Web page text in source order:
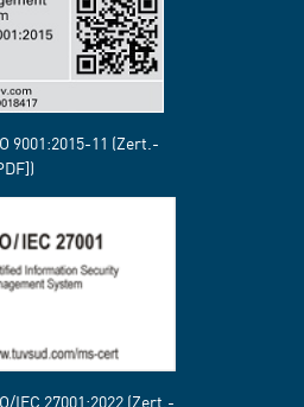
9001:2015-11 (Zert.-
IEC 27001:2022 (Zert.-